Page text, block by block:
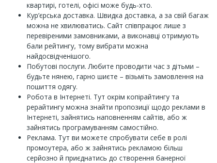
квартирі, готелі, офісі може будь-хто.
Кур’єрська доставка. Швидка доставка, а за свій багаж
можна не хвилюватись. Сайт співпрацює лише з
перевіреними замовниками, а виконавці отримують
бали рейтингу, тому вибрати можна
найдосвідченішого.
Побутові послуги. Любите проводити час з дітьми –
будьте нянею, гарно шиєте – візьміть замовлення на
пошиття одягу.
Робота в Інтернеті. Тут окрім копірайтингу та
рерайтингу можна знайти пропозиції щодо реклами в
Інтернеті, зайнятись наповненням сайтів, або ж
зайнятись програмуванням самостійно.
Реклама. Тут ви можете спробувати себе в ролі
промоутера, або ж зайнятись рекламою більш
серйозно й приєднатись до створення банерної